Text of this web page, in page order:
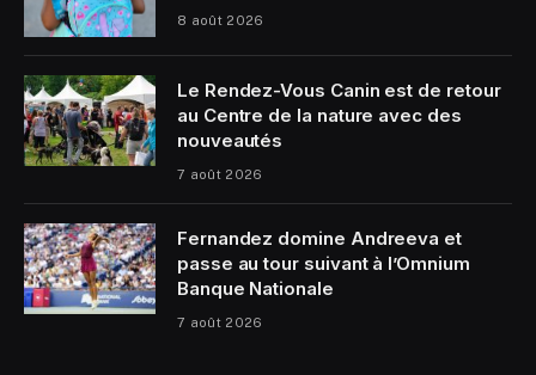
8 août 2026
Le Rendez-Vous Canin est de retour
au Centre de la nature avec des
nouveautés
7 août 2026
Fernandez domine Andreeva et
passe au tour suivant à l’Omnium
Banque Nationale
7 août 2026